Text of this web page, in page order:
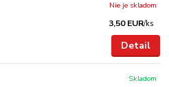
3,50 EUR/ks
Nie je skladom
Detail
Skladom